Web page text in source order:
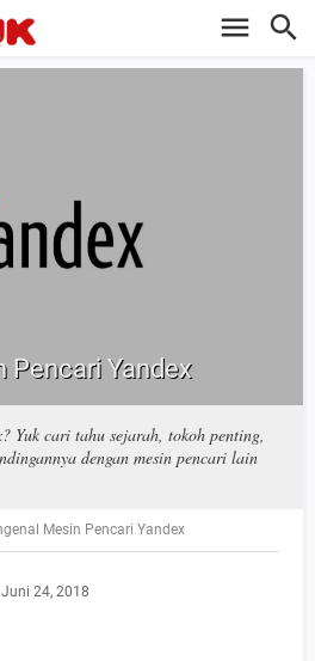
Pencari Yandex
Yuk cari tahu sejarah, tokoh penting,
dengan mesin pencari lain
Mesin Pencari Yandex
Juni 24, 2018